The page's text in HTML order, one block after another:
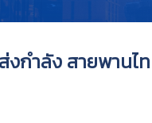
งกำลัง สายพานไ